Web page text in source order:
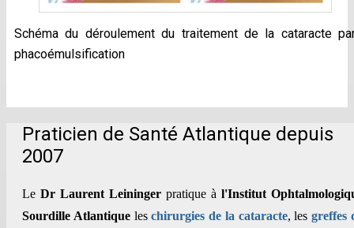
Schéma du déroulement du traitement de la cataracte
phacoémulsification
Praticien de Santé Atlantique depuis
2007
Le Dr Laurent Leininger pratique à l'Institut
Sourdille Atlantiqueleschirurgies de la cataracte, lesgreffes